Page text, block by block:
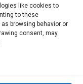
like cookies to
to these
browsing behavior or
consent, may